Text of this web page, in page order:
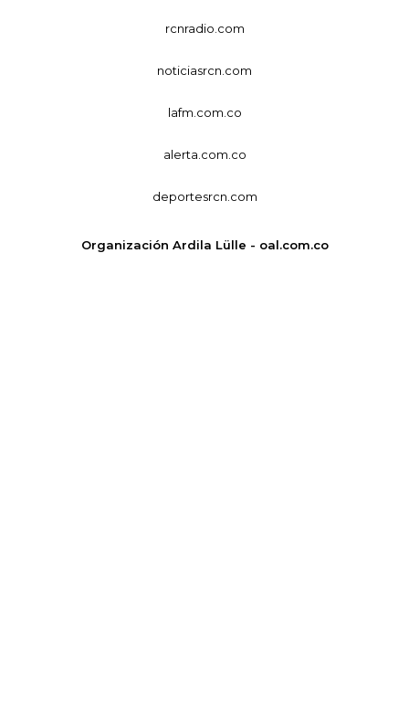
rcnradio.com
noticiasrcn.com
lafm.com.co
alerta.com.co
deportesrcn.com
Organización Ardila Lülle - oal.com.co